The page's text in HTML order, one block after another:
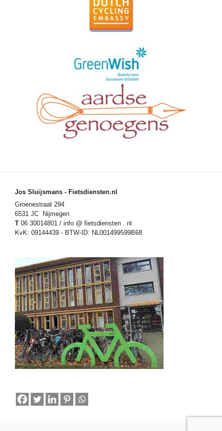
Jos Sluijsmans - Fietsdiensten.nl
Groenestraat 294
6531 JC Nijmegen
T 06 30014801 / info @ fietsdiensten . nl
KvK: 09144439 - BTW-ID: NL001499599B68